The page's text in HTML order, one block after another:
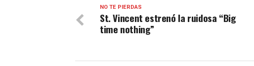
NO TE PIERDAS
St. Vincent estrenó la ruidosa “Big
time nothing”